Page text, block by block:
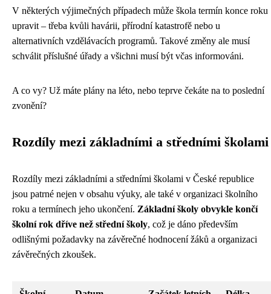
V některých výjimečných případech může škola termín konce roku
upravit – třeba kvůli havárii, přírodní katastrofě nebo u
alternativních vzdělávacích programů. Takové změny ale musí
schválit příslušné úřady a všichni musí být včas informováni.
A co vy? Už máte plány na léto, nebo teprve čekáte na to poslední
zvonění?
Rozdíly mezi základními a středními školami
Rozdíly mezi základními a středními školami v České republice
jsou patrné nejen v obsahu výuky, ale také v organizaci školního
roku a termínech jeho ukončení. Základní školy obvykle končí
školní rok dříve než střední školy, což je dáno především
odlišnými požadavky na závěrečné hodnocení žáků a organizaci
závěrečných zkoušek.